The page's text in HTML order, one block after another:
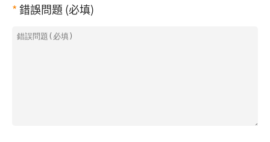
錯誤問題 (必填)